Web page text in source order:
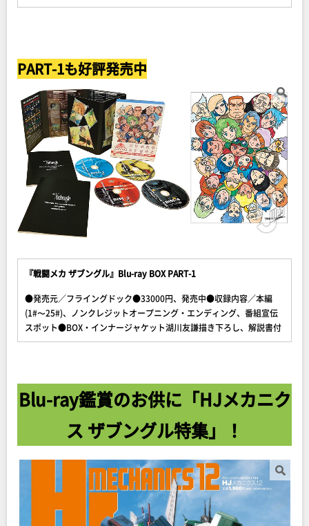
PART-1も好評発売中
『戦闘メカ ザブングル』Blu-ray BOX PART-1
●発売元／フライングドック●33000円、発売中●収録内容／本編
(1#〜25#)、ノンクレジットオープニング・エンディング、番組宣伝
スポット●BOX・インナージャケット湖川友謙描き下ろし、解説書付
Blu-ray鑑賞のお供に「HJメカニク
ス ザブングル特集」！